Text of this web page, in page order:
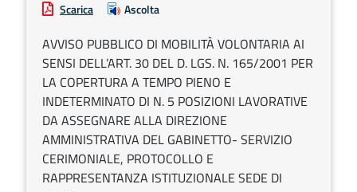
Scarica Ascolta
AVVISO PUBBLICO DI MOBILITÀ VOLONTARIA AI
SENSI DELL’ART. 30 DEL D. LGS. N. 165/2001 PER
LA COPERTURA A TEMPO PIENO E
INDETERMINATO DI N. 5 POSIZIONI LAVORATIVE
DA ASSEGNARE ALLA DIREZIONE
AMMINISTRATIVA DEL GABINETTO- SERVIZIO
CERIMONIALE, PROTOCOLLO E
RAPPRESENTANZA ISTITUZIONALE SEDE DI